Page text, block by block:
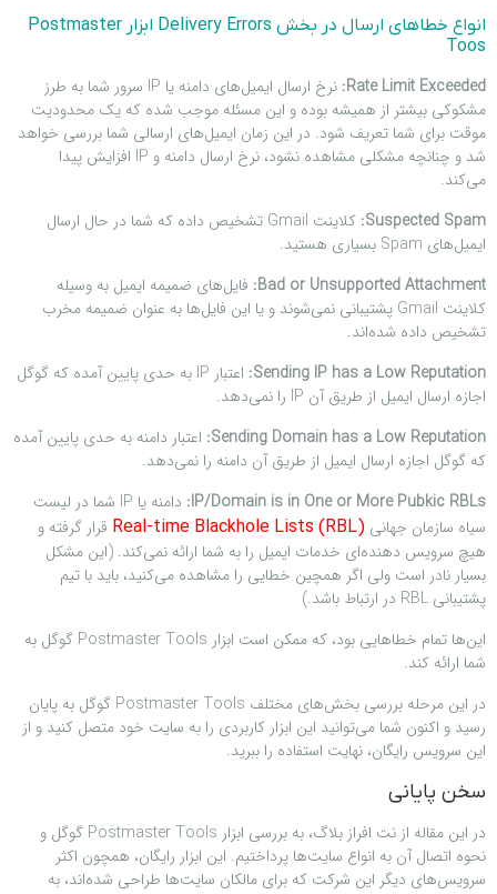
انواع خطاهای ارسال در بخش Delivery Errors ابزار Postmaster
Toos
Rate Limit Exceeded:
نرخ ارسال ایمیل‌های دامنه یا IP سرور شما به طرز
مشکوکی بیشتر از همیشه بوده و این مسئله موجب شده که یک محدودیت
موقت برای شما تعریف شود. در این زمان ایمیل‌های ارسالی شما بررسی خواهد
شد و چنانچه مشکلی مشاهده نشود، نرخ ارسال دامنه و IP افزایش پیدا
می‌کند.
Suspected Spam:
کلاینت Gmail تشخیص داده که شما در حال ارسال
ایمیل‌های Spam بسیاری هستید.
Bad or Unsupported Attachment: فایل‌های ضمیمه ایمیل به وسیله
کلاینت Gmail پشتیبانی نمی‌شوند و یا این فایل‌ها به عنوان ضمیمه مخرب
تشخیص داده شده‌اند.
Sending IP has a Low Reputation:
اعتبار IP به حدی پایین آمده که گوگل
اجازه ارسال ایمیل از طریق آن IP را نمی‌دهد.
Sending Domain has a Low Reputation: اعتبار دامنه به حدی پایین آمده
که گوگل اجازه ارسال ایمیل از طریق آن دامنه را نمی‌دهد.
IP/Domain is in One or More Pubkic RBLs:
دامنه یا IP شما در لیست
سیاه سازمان جهانی Real-time Blackhole Lists (RBL) قرار گرفته و
هیچ سرویس دهنده‌ای خدمات ایمیل را به شما ارائه نمی‌کند. (این مشکل
بسیار نادر است ولی اگر همچین خطایی را مشاهده می‌کنید، باید با تیم
پشتیبانی RBL در ارتباط باشد.)
این‌ها تمام خطاهایی بود، که ممکن است ابزار Postmaster Tools گوگل به
شما ارائه کند.
در این مرحله بررسی بخش‌های مختلف Postmaster Tools گوگل به پایان
رسید و اکنون شما می‌توانید این ابزار کاربردی را به سایت خود متصل کنید و از
این سرویس رایگان، نهایت استفاده را ببرید.
سخن پایانی
در این مقاله از نت افراز بلاگ، به بررسی ابزار Postmaster Tools گوگل و
نحوه اتصال آن به انواع سایت‌ها پرداختیم. این ابزار رایگان، همچون اکثر
سرویس‌های دیگر این شرکت که برای مالکان سایت‌ها طراحی شده‌اند، به